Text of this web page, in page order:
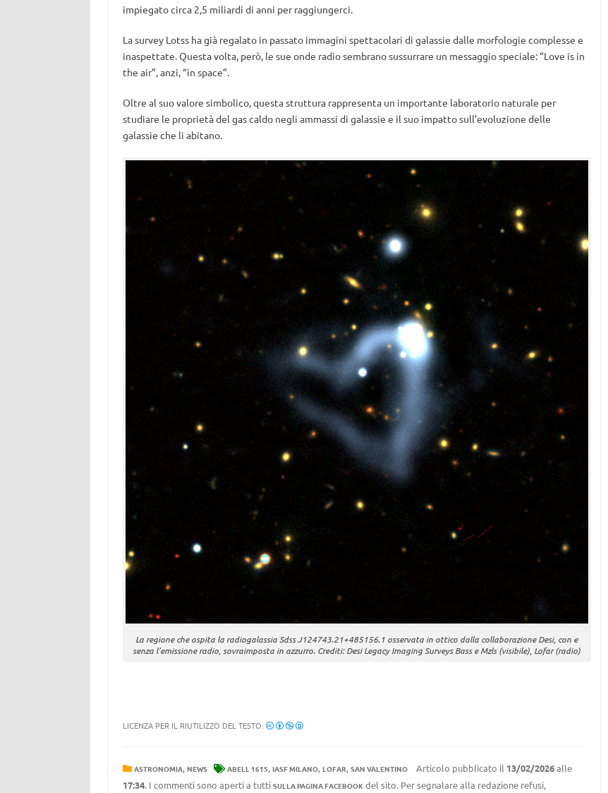
impiegato circa 2,5 miliardi di anni per raggiungerci.
La survey Lotss ha già regalato in passato immagini spettacolari di galassie dalle morfologie complesse e
inaspettate. Questa volta, però, le sue onde radio sembrano sussurrare un messaggio speciale: “Love is in
the air”, anzi, “in space”.
Oltre al suo valore simbolico, questa struttura rappresenta un importante laboratorio naturale per
studiare le proprietà del gas caldo negli ammassi di galassie e il suo impatto sull’evoluzione delle
galassie che li abitano.
La regione che ospita la radiogalassia Sdss J124743.21+485156.1 osservata in ottico dalla collaborazione Desi, con e
senza l’emissione radio, sovraimposta in azzurro. Crediti: Desi Legacy Imaging Surveys Bass e Mzls (visibile), Lofar (radio)
LICENZA PER IL RIUTILIZZO DEL TESTO:
ASTRONOMIA, NEWS ABELL 1615, IASF MILANO, LOFAR, SAN VALENTINO Articolo pubblicato il 13/02/2026alle
17:34. I commenti sono aperti a tutti SULLA PAGINA FACEBOOKdel sito. Per segnalare alla redazione refusi,